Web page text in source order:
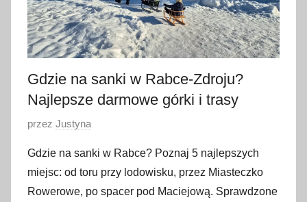
z
n
i
2
0
Gdzie na sanki w Rabce-Zdroju?
Najlepsze darmowe górki i trasy
O
u
b
l
przez Justyna
Gdzie na sanki w Rabce? Poznaj 5 najlepszych
miejsc: od toru przy lodowisku, przez Miasteczko
Rowerowe, po spacer pod Maciejową. Sprawdzone